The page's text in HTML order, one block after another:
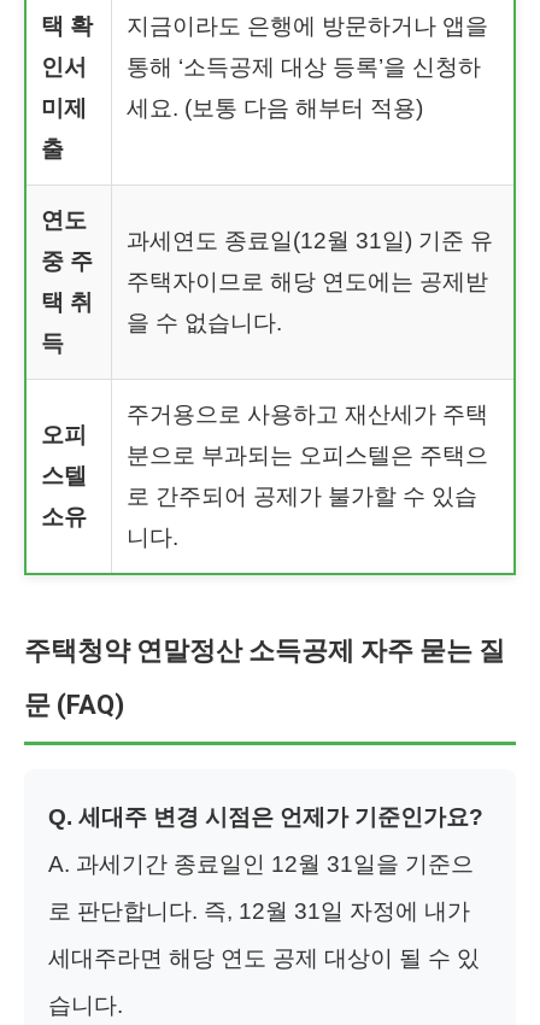
택 확
인서
미제
출
지금이라도 은행에 방문하거나 앱을
통해 ‘소득공제 대상 등록’을 신청하
세요. (보통 다음 해부터 적용)
연도
중 주
택 취
득
과세연도 종료일(12월 31일) 기준 유
주택자이므로 해당 연도에는 공제받
을 수 없습니다.
오피
스텔
소유
주거용으로 사용하고 재산세가 주택
분으로 부과되는 오피스텔은 주택으
로 간주되어 공제가 불가할 수 있습
니다.
주택청약 연말정산 소득공제 자주 묻는 질
문 (FAQ)
Q. 세대주 변경 시점은 언제가 기준인가요?
A. 과세기간 종료일인 12월 31일을 기준으
로 판단합니다. 즉, 12월 31일 자정에 내가
세대주라면 해당 연도 공제 대상이 될 수 있
습니다.